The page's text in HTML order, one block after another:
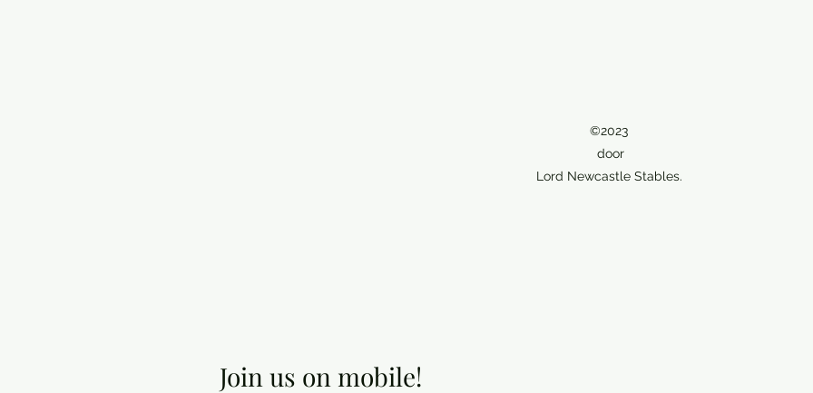
©2023
door
Lord Newcastle Stables.
Join us on mobile!